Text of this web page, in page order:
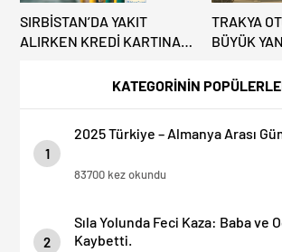
KATEGORİNİN
1
2025 Türkiye – Almanya Arası
83700 kez okundu
2
Sıla Yolunda Feci Kaza: Baba ve
Kaybetti.
SIRBİSTAN’DA YAKIT
ALIRKEN KREDİ KARTINA
TRAKYA
BÜYÜK